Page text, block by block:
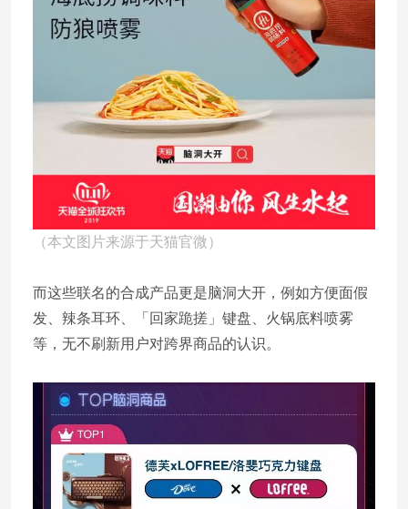
（本文图片来源于天猫官微）
而这些联名的合成产品更是脑洞大开，例如方便面假
发、辣条耳环、「回家跪搓」键盘、火锅底料喷雾
等，无不刷新用户对跨界商品的认识。